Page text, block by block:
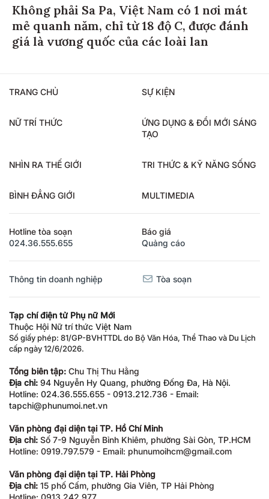
Không phải Sa Pa, Việt Nam có 1 nơi mát
mẻ quanh năm, chỉ từ 18 độ C, được đánh
giá là vương quốc của các loài lan
TRANG CHỦ SỰ KIỆN
NỮ TRÍ THỨC
ỨNG DỤNG & ĐỔI MỚI SÁNG
TẠO
NHÌN RA THẾ GIỚI TRI THỨC & KỸ NĂNG SỐNG
BÌNH ĐẲNG GIỚI MULTIMEDIA
Hotline tòa soạn
024.36.555.655
Báo giá
Quảng cáo
Thông tin doanh nghiệp Tòa soạn
Tạp chí điện tử Phụ nữ Mới
Thuộc Hội Nữ trí thức Việt Nam
Số giấy phép: 81/GP-BVHTTDL do Bộ Văn Hóa, Thể Thao và Du Lịch
cấp ngày 12/6/2026.
Tổng biên tập: Chu Thị Thu Hằng
Địa chỉ: 94 Nguyễn Hy Quang, phường Đống Đa, Hà Nội.
Hotline: 024.36.555.655 - 0913.212.736 - Email:
tapchi@phunumoi.net.vn
Văn phòng đại diện tại TP. Hồ Chí Minh
Địa chỉ: Số 7-9 Nguyễn Bỉnh Khiêm, phường Sài Gòn, TP.HCM
Hotline: 0919.797.579 - Email: phunumoihcm@gmail.com
Văn phòng đại diện tại TP. Hải Phòng
Địa chỉ: 15 phố Cấm, phường Gia Viên, TP Hải Phòng
Hotline: 0913.242.977